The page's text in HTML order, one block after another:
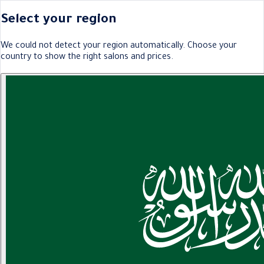
Select your region
We could not detect your region automatically. Choose your
country to show the right salons and prices.